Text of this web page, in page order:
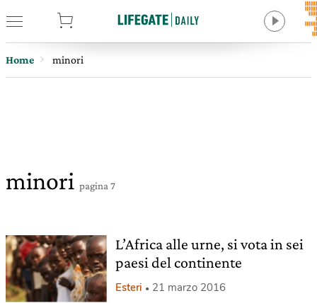
Home minori
minori pagina 7
L’Africa alle urne, si vota in sei
paesi del continente
Esteri 21 marzo 2016